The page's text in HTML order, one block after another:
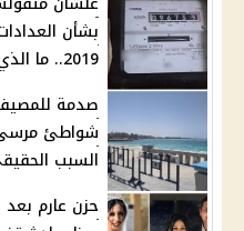
بشأن
2019.. ما الذي سيحدث؟
صدمة
شواطئ مرسى
السبب
حزن عارم بعد